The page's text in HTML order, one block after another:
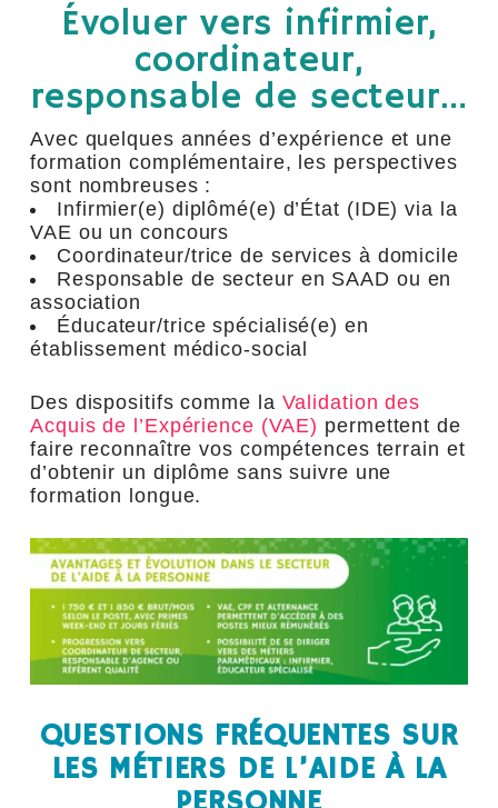
Évoluer vers infirmier,
coordinateur,
responsable de secteur…
Avec quelques années d’expérience et une
formation complémentaire, les perspectives
sont nombreuses :
Infirmier(e) diplômé(e) d’État (IDE) via la
VAE ou un concours
Coordinateur/trice de services à domicile
Responsable de secteur en SAAD ou en
association
Éducateur/trice spécialisé(e) en
établissement médico-social
Des dispositifs comme la Validation des
Acquis de l’Expérience (VAE) permettent de
faire reconnaître vos compétences terrain et
d’obtenir un diplôme sans suivre une
formation longue.
QUESTIONS FRÉQUENTES SUR
LES MÉTIERS DE L’AIDE À LA